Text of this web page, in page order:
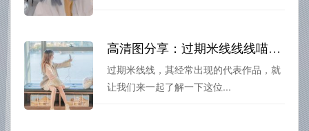
高清图分享：过期米线线线喵工具人的cos作品合集
过期米线线，其经常出现的代表作品，就
让我们来一起了解一下这位...